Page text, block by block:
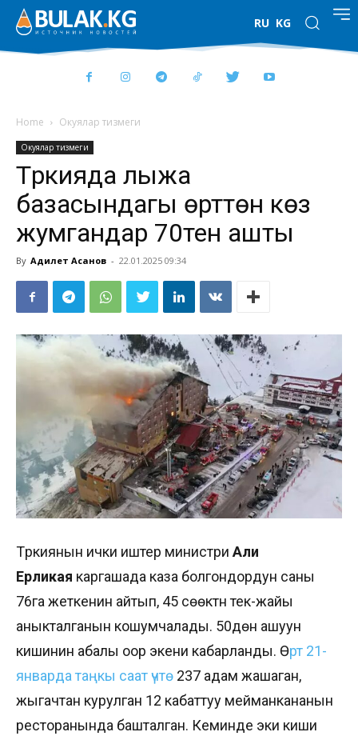
RU KG
Home Окуялар тизмеги
Окуялар тизмеги
Түркияда лыжа
базасындагы өрттөн көз
жумгандар 70тен ашты
By Адилет Асанов - 22.01.2025 09:34
Түркиянын ички иштер министри Али
Ерликая каргашада каза болгондордун саны
76га жеткенин айтып, 45 сөөктүн тек-жайы
аныкталганын кошумчалады. 50дөн ашуун
кишинин абалы оор экени кабарланды. Өрт 21-
январда таңкы саат үчтө 237 адам жашаган,
жыгачтан курулган 12 кабаттуу мейманкананын
ресторанында башталган. Кеминде эки киши